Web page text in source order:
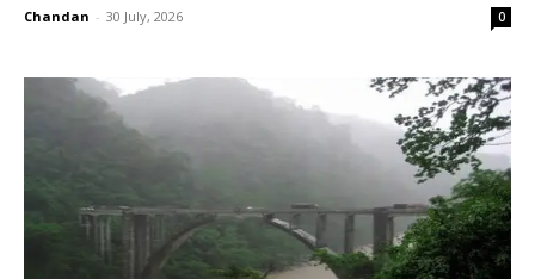
Chandan - 30 July, 2026 0